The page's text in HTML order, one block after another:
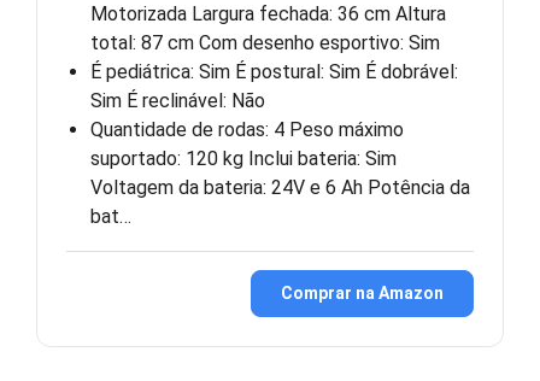
Motorizada Largura fechada: 36 cm Altura
total: 87 cm Com desenho esportivo: Sim
É pediátrica: Sim É postural: Sim É dobrável:
Sim É reclinável: Não
Quantidade de rodas: 4 Peso máximo
suportado: 120 kg Inclui bateria: Sim
Voltagem da bateria: 24V e 6 Ah Potência da
bat…
Comprar na Amazon